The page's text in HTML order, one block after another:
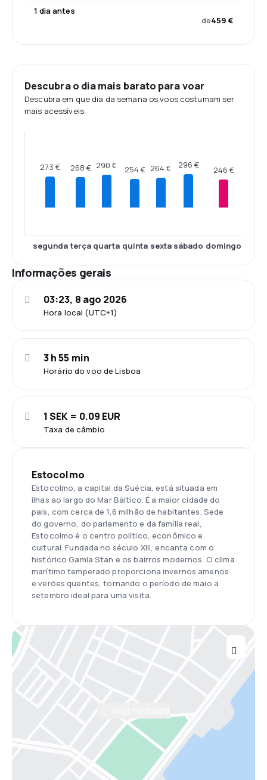
1 dia antes
de459 €
Descubra o dia mais barato para voar
Descubra em que dia da semana os voos costumam ser
mais acessíveis.
273 €
segunda
268 €
terça
290 €
quarta
254 €
quinta
264 €
sexta
296 €
sábado
246 €
domingo
Informações gerais
Hora local (UTC+1)
03:23, 8 ago 2026
Horário do voo de Lisboa
3 h 55 min
Taxa de câmbio
1 SEK = 0.09 EUR
Estocolmo
Estocolmo, a capital da Suécia, está situada em
ilhas ao largo do Mar Báltico. É a maior cidade do
país, com cerca de 1,6 milhão de habitantes. Sede
do governo, do parlamento e da família real,
Estocolmo é o centro político, econômico e
cultural. Fundada no século XIII, encanta com o
histórico Gamla Stan e os bairros modernos. O clima
marítimo temperado proporciona invernos amenos
e verões quentes, tornando o período de maio a
setembro ideal para uma visita.